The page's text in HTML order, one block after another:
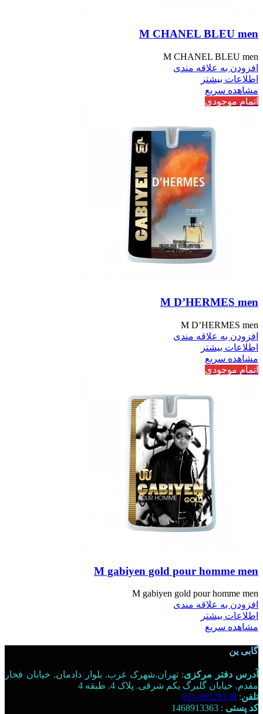
M CHANEL BLEU men
M CHANEL BLEU men
افزودن به علاقه مندی
اطلاعات بیشتر
مشاهده سریع
اتمام موجودی
M D’HERMES men
M D’HERMES men
افزودن به علاقه مندی
اطلاعات بیشتر
مشاهده سریع
اتمام موجودی
M gabiyen gold pour homme men
M gabiyen gold pour homme men
افزودن به علاقه مندی
اطلاعات بیشتر
مشاهده سریع
گابی ین
آدرس دفتر مرکزی: تهران.شهرک غرب. بلوار دادمان. خیابان فخار
مقدم. خیابان گلبرگ یکم شرقی. پلاک 4. طبقه 4
تلفن:
86128138-021
کد پستی : 1468913363